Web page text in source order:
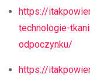
https://
technologie-
odpoczynku/
https://